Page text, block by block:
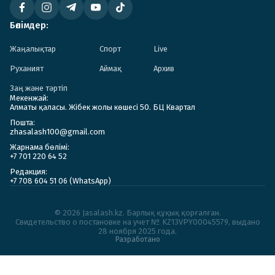
Бөлімдер:
Жаңалықтар Спорт Live
Руханият Аймақ Архив
Заң және тәртіп
Мекенжай:
Алматы қаласы. Жібек жолы көшесі 50. БЦ Квартал
Пошта:
zhasalash100@gmail.com
Жарнама бөлімі:
+7 701 220 64 52
Редакция:
+7 708 604 51 06 (WhatsApp)
© 2026 Jasalash.kz. Барлық құқық қорғалған.
Cвидетельство о постановке на учет № KZ13VPY00045579, выдано
28 ноября 2025 года.
Разработано